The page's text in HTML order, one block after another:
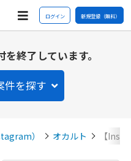
ログイン 新規登録（無料）
終了しています。
件を探す
） オカルト 【